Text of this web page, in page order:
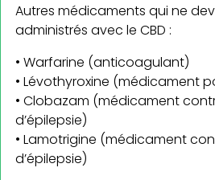
Autres médicaments qui ne
administrés avec le CBD :
• Warfarine (anticoagulant)
• Lévothyroxine (médicament
• Clobazam (médicament
d’épilepsie)
• Lamotrigine (médicament
d’épilepsie)